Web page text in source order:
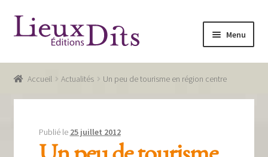
Aller
à
navigation
Aller
au
Menu
Accueil
Glossaire
Accueil Actualités Un peu de tourisme en région centre
Publié le 25 juillet 2012